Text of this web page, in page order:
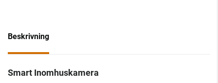
Beskrivning
Smart Inomhuskamera